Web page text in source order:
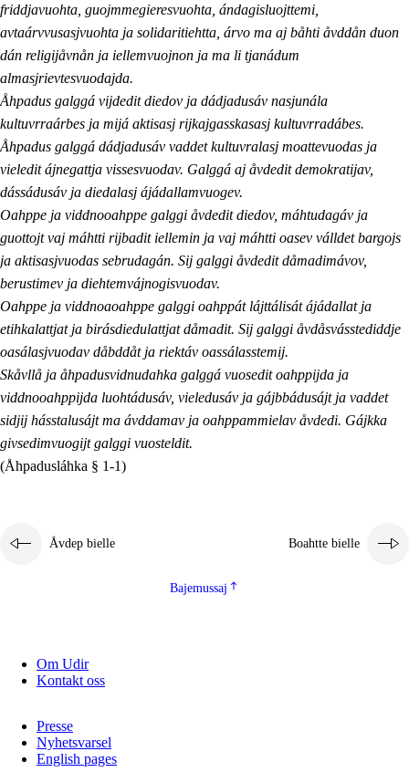
friddjavuohta, guojmmegieresvuohta, ándagisluojttemi,
avtaárvvusasjvuohta ja solidaritiehtta, árvo ma aj båhti åvddån duon
dán religijåvnån ja iellemvuojnon ja ma li tjanádum
almasjrievtesvuodajda.
Åhpadus galggá vijdedit diedov ja dádjadusáv nasjunála
kultuvrraárbes ja mijá aktisasj rijkajgasskasasj kultuvrradábes.
Åhpadus galggá dádjadusáv vaddet kultuvralasj moattevuodas ja
vieledit ájnegattja vissesvuodav. Galggá aj åvdedit demokratijav,
dássádusáv ja diedalasj ájádallamvuogev.
Oahppe ja viddnooahppe galggi åvdedit diedov, máhtudagáv ja
guottojt vaj máhtti rijbadit iellemin ja vaj máhtti oasev válldet bargojs
ja aktisasjvuodas sebrudagán. Sij galggi åvdedit dåmadimávov,
berustimev ja diehtemvájnogisvuodav.
Oahppe ja viddnoaoahppe galggi oahppát lájttálisát ájádallat ja
etihkalattjat ja birásdiedulattjat dåmadit. Sij galggi åvdåsvásstediddje
oasálasjvuodav dåbddåt ja riektáv oassálasstemij.
Skåvllå ja åhpadusvidnudahka galggá vuosedit oahppijda ja
viddnooahppijda luohtádusáv, vieledusáv ja gájbbádusájt ja vaddet
sidjij hásstalusájt ma ávddamav ja oahppammielav åvdedi. Gájkka
givsedimvuogijt galggi vuosteldit.
(Åhpadusláhka § 1-1)
Åvdep bielle Boahtte bielle
Bajemussaj
Om Udir
Kontakt oss
Presse
Nyhetsvarsel
English pages